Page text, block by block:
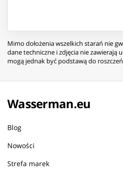
Mimo dołożenia wszelkich starań nie
dane techniczne i zdjęcia nie zawierają
mogą jednak być podstawą do
Wasserman.eu
Blog
Nowości
Strefa marek